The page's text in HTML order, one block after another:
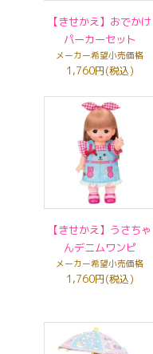
【きせかえ】おでかけ
パーカーセット
メーカー希望小売価格
1,760円(税込)
【きせかえ】うさちゃ
んデニムワンピ
メーカー希望小売価格
1,760円(税込)